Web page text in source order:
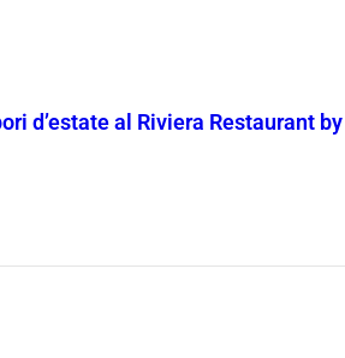
d’estate al Riviera Restaurant